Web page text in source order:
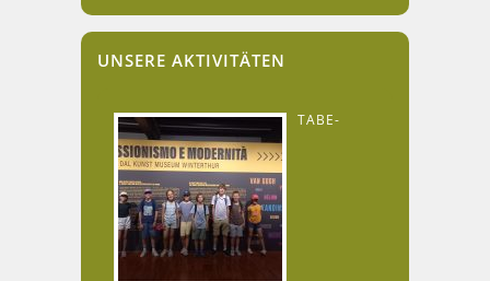
UNSERE AKTIVITÄTEN
TABE-